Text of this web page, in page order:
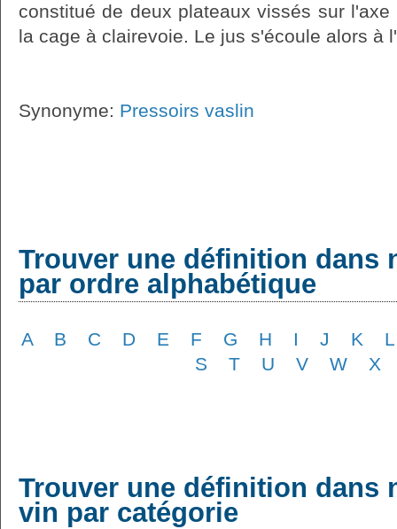
constitué de deux plateaux vissés sur
la cage à clairevoie. Le jus s'écoule alors à
Synonyme: Pressoirs vaslin
Trouver une définition dans
par ordre alphabétique
A B C D E F G H I J K
L
S
T U V W X
Trouver une définition dans
vin par catégorie